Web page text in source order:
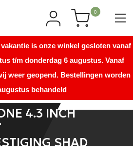
is onze winkel gesloten vanaf
t/m donderdag 6 augustus. Vanaf
weer geopend. Bestellingen worden
behandeld
0
4.3 INCH
SHAD